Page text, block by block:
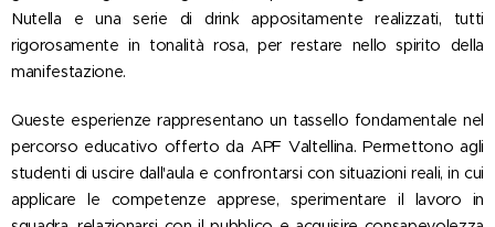
Nutella e una serie di drink appositamente realizzati, tutti
rigorosamente in tonalità rosa, per restare nello spirito della
manifestazione.
Queste esperienze rappresentano un tassello fondamentale nel
percorso educativo offerto da APF Valtellina. Permettono agli
studenti di uscire dall'aula e confrontarsi con situazioni reali, in cui
applicare le competenze apprese, sperimentare il lavoro in